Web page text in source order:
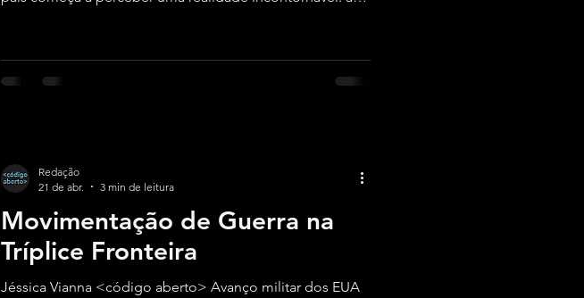
fluxos, energia, dados e circulação.
Movimentação de Guerra na
Tríplice Fronteira
Jéssica Vianna <código aberto> Avanço militar dos EUA
Redação
21 de abr.
3 min de leitura